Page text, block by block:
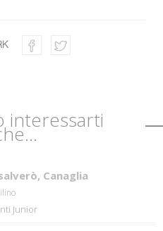
interessarti
Canaglia
Junior